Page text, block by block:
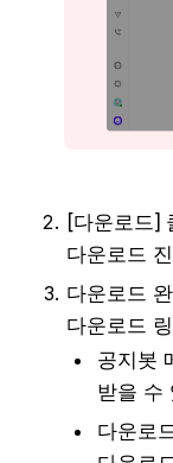
[다운로드]
다운로드
다운로드
다운로드
공지봇
받을 수
다운로